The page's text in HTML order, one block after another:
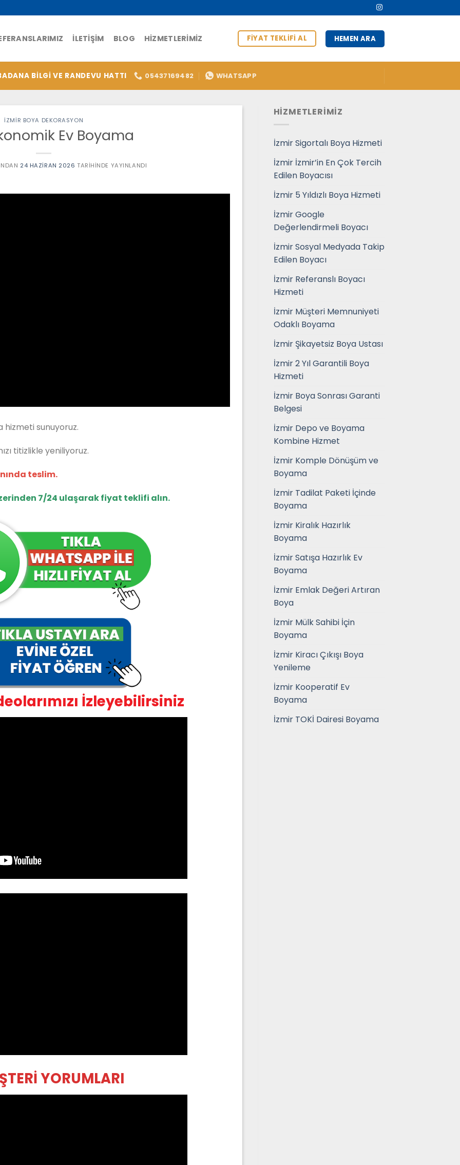
İLETIŞIM BLOG HIZMETLERIMIZ FIYAT TEKLIFI AL HEMEN ARA
BİLGİ VE RANDEVU HATTI 05437169482 WHATSAPP
İZMİR BOYA DEKORASYON
Ev Boyama
24 HAZIRAN 2026 TARIHINDE YAYINLANDI
sunuyoruz.
titizlikle yeniliyoruz.
teslim.
7/24 ulaşarak fiyat teklifi alın.
İzleyebilirsiniz
YORUMLARI
HİZMETLERİMİZ
İzmir Sigortalı Boya Hizmeti
İzmir İzmir’in En Çok Tercih
Edilen Boyacısı
İzmir 5 Yıldızlı Boya Hizmeti
İzmir Google
Değerlendirmeli Boyacı
İzmir Sosyal Medyada Takip
Edilen Boyacı
İzmir Referanslı Boyacı
Hizmeti
İzmir Müşteri Memnuniyeti
Odaklı Boyama
İzmir Şikayetsiz Boya Ustası
İzmir 2 Yıl Garantili Boya
Hizmeti
İzmir Boya Sonrası Garanti
Belgesi
İzmir Depo ve Boyama
Kombine Hizmet
İzmir Komple Dönüşüm ve
Boyama
İzmir Tadilat Paketi İçinde
Boyama
İzmir Kiralık Hazırlık
Boyama
İzmir Satışa Hazırlık Ev
Boyama
İzmir Emlak Değeri Artıran
Boya
İzmir Mülk Sahibi İçin
Boyama
İzmir Kiracı Çıkışı Boya
Yenileme
İzmir Kooperatif Ev
Boyama
İzmir TOKİ Dairesi Boyama